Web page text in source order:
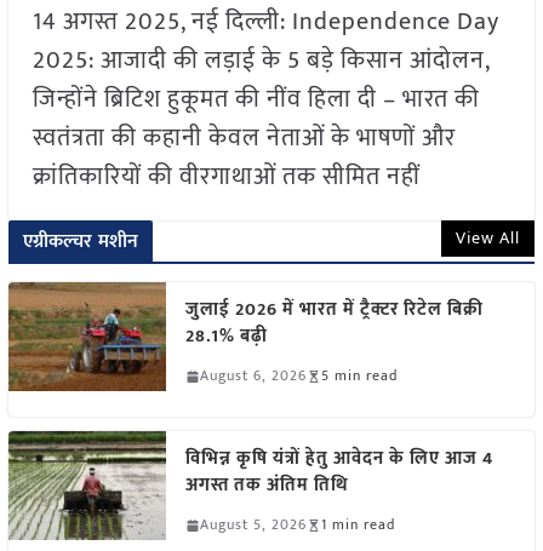
14 अगस्त 2025, नई दिल्ली: Independence Day
2025: आजादी की लड़ाई के 5 बड़े किसान आंदोलन,
जिन्होंने ब्रिटिश हुकूमत की नींव हिला दी – भारत की
स्वतंत्रता की कहानी केवल नेताओं के भाषणों और
क्रांतिकारियों की वीरगाथाओं तक सीमित नहीं
एग्रीकल्चर मशीन View All
जुलाई 2026 में भारत में ट्रैक्टर रिटेल बिक्री
28.1% बढ़ी
August 6, 2026 5 min read
विभिन्न कृषि यंत्रों हेतु आवेदन के लिए आज 4
अगस्त तक अंतिम तिथि
August 5, 2026 1 min read